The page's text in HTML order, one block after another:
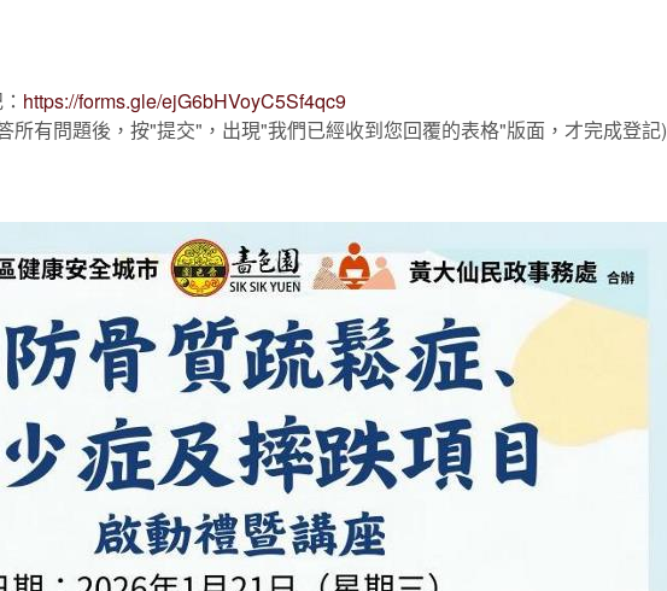
https://forms.gle/ejG6bHVoyC5Sf4qc9
所有問題後，按"提交"，出現"我們已經收到您回覆的表格"版面，才完成登記)